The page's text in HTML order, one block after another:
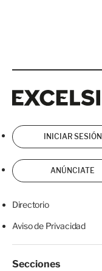
INICIAR SESIÓN
ANÚNCIATE
Directorio
Aviso de Privacidad
Secciones